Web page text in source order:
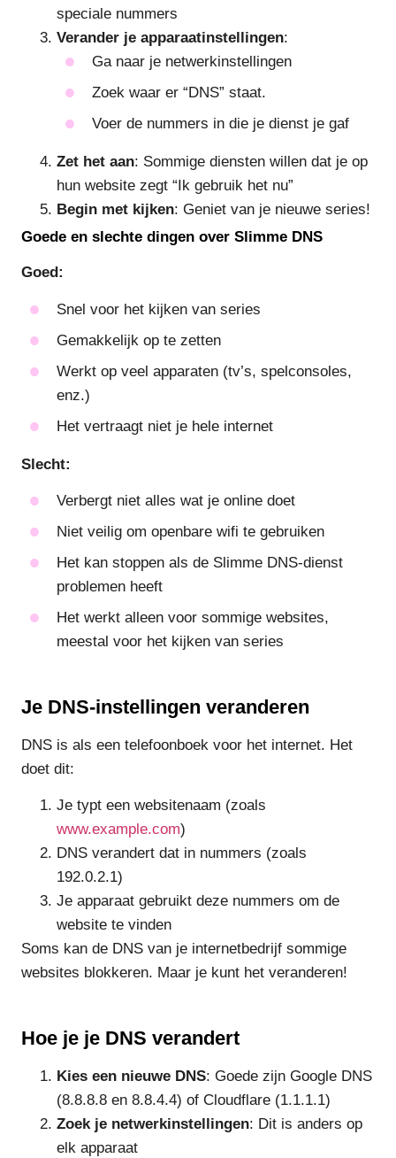
speciale nummers
Verander je apparaatinstellingen:
Ga naar je netwerkinstellingen
Zoek waar er “DNS” staat.
Voer de nummers in die je dienst je gaf
Zet het aan: Sommige diensten willen dat je op
hun website zegt “Ik gebruik het nu”
Begin met kijken: Geniet van je nieuwe series!
Goede en slechte dingen over Slimme DNS
Goed:
Snel voor het kijken van series
Gemakkelijk op te zetten
Werkt op veel apparaten (tv’s, spelconsoles,
enz.)
Het vertraagt niet je hele internet
Slecht:
Verbergt niet alles wat je online doet
Niet veilig om openbare wifi te gebruiken
Het kan stoppen als de Slimme DNS-dienst
problemen heeft
Het werkt alleen voor sommige websites,
meestal voor het kijken van series
Je DNS-instellingen veranderen
DNS is als een telefoonboek voor het internet. Het
doet dit:
Je typt een websitenaam (zoals
www.example.com)
DNS verandert dat in nummers (zoals
192.0.2.1)
Je apparaat gebruikt deze nummers om de
website te vinden
Soms kan de DNS van je internetbedrijf sommige
websites blokkeren. Maar je kunt het veranderen!
Hoe je je DNS verandert
Kies een nieuwe DNS: Goede zijn Google DNS
(8.8.8.8 en 8.8.4.4) of Cloudflare (1.1.1.1)
Zoek je netwerkinstellingen: Dit is anders op
elk apparaat